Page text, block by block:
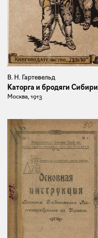
В. Н. Гартевельд
Каторга и бродяги Сибири
Москва, 1913